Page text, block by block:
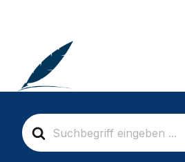
S
e
a